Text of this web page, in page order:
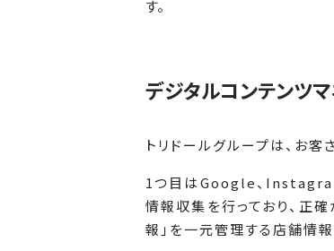
す。
デジタルコンテンツ
トリドールグループは、お客
1つ目はGoogle、Instagram
情報収集を行っており、正
報」を一元管理する店舗情報